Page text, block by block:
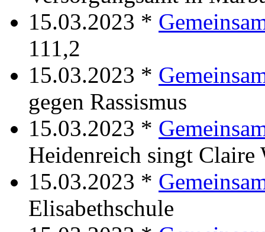
15.03.2023 *
111,2
15.03.2023 *
gegen Rassismus
15.03.2023 *
Heidenreich singt Claire
15.03.2023 *
Elisabethschule